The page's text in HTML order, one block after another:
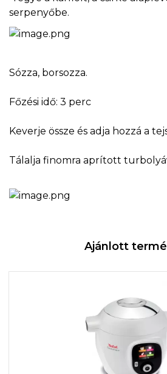
serpenyőbe.
Sózza, borsozza.
Főzési idő: 3 perc
Keverje össze és adja hozzá a
Tálalja finomra aprított
Ajánlott